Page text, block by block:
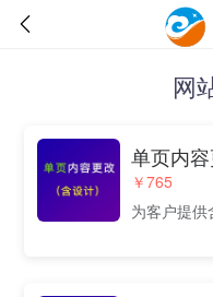
网
￥765
为客户提